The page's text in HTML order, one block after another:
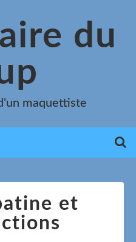
du
maquettiste
et